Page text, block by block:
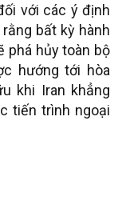
với các ý định
bất kỳ hành
phá hủy toàn bộ
hướng tới hòa
khi Iran khẳng
tiến trình ngoại